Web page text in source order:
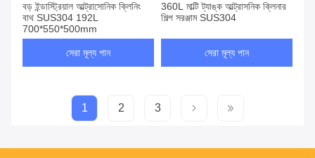
বড় ইন্ডাস্ট্রিয়াল আল্ট্রাসোনিক ক্লিনিং
বাথ SUS304 192L
700*550*500mm
সেরা মূল্য পান
360L মাল্টি ট্যাঙ্ক আল্ট্রাসনিক ক্লিনার
শিল্প সরঞ্জাম SUS304
সেরা মূল্য পান
1 2 3